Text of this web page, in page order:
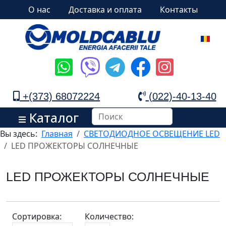
О нас Доставка и оплата Контакты
+(373) 68072224 (022)-40-13-40
Каталог
Вы здесь: Главная
СВЕТОДИОДНОЕ ОСВЕЩЕНИЕ LED
LED ПРОЖЕКТОРЫ СОЛНЕЧНЫЕ
LED ПРОЖЕКТОРЫ СОЛНЕЧНЫЕ
Сортировка: Количество: